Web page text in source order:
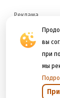
вы
при
мы
Реклама
Мы принимаем